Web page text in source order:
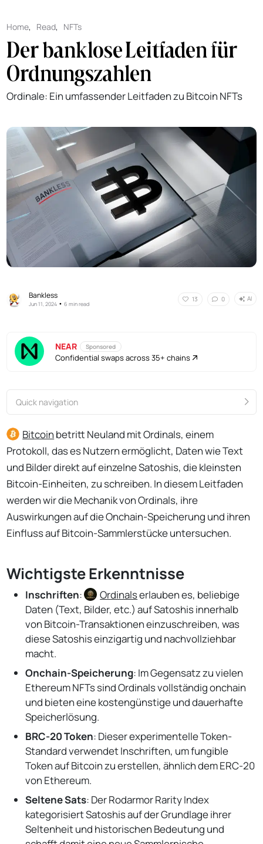
Home, Read, NFTs
Der banklose Leitfaden für
Ordnungszahlen
Ordinale: Ein umfassender Leitfaden zu Bitcoin NFTs
Bankless
Jun 11, 2024 •6 min read
13 0 AI
NEAR Sponsored
Confidential swaps across 35+ chains
Quick navigation
Bitcoin betritt Neuland mit Ordinals, einem
Protokoll, das es Nutzern ermöglicht, Daten wie Text
und Bilder direkt auf einzelne Satoshis, die kleinsten
Bitcoin-Einheiten, zu schreiben. In diesem Leitfaden
werden wir die Mechanik von Ordinals, ihre
Auswirkungen auf die Onchain-Speicherung und ihren
Einfluss auf Bitcoin-Sammlerstücke untersuchen.
Wichtigste Erkenntnisse
Inschriften: Ordinalserlauben es, beliebige
Daten (Text, Bilder, etc.) auf Satoshis innerhalb
von Bitcoin-Transaktionen einzuschreiben, was
diese Satoshis einzigartig und nachvollziehbar
macht.
Onchain-Speicherung: Im Gegensatz zu vielen
Ethereum NFTs sind Ordinals vollständig onchain
und bieten eine kostengünstige und dauerhafte
Speicherlösung.
BRC-20 Token: Dieser experimentelle Token-
Standard verwendet Inschriften, um fungible
Token auf Bitcoin zu erstellen, ähnlich dem ERC-20
von Ethereum.
Seltene Sats: Der Rodarmor Rarity Index
kategorisiert Satoshis auf der Grundlage ihrer
Seltenheit und historischen Bedeutung und